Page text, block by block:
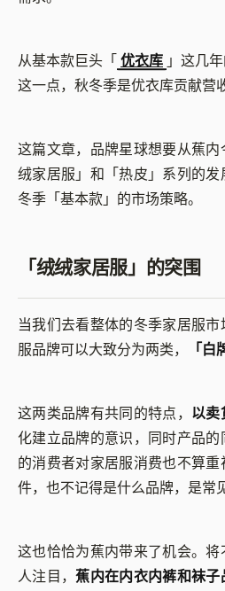
从基本款巨头「 优衣库 」这几
这一点，秋冬季是优衣库贡献营
这篇文章，品牌星球想要从蕉
绒家居服」和「热皮」系列的
冬季「基本款」的市场策略。
「绒绒家居服」的突围
当我们去看整体的冬季家居服
服品牌可以大致分为两类，
「
这两类品牌有共同的特点， 以卖
化建立品牌的意识，同时产品
的消费者对家居服消费也不算
件，也不记得是什么品牌，是常
这也恰恰为蕉内带来了机会。将
人注目，蕉内在内衣内裤和袜